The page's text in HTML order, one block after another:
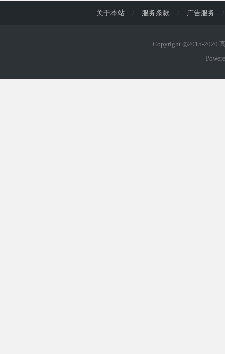
关于本站 / 服务条款 / 广告服务 /
Copyright ◎2015-2020